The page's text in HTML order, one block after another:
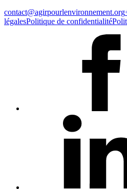
contact@agirpourlenvironnement.org
légalesPolitique de confidentialité